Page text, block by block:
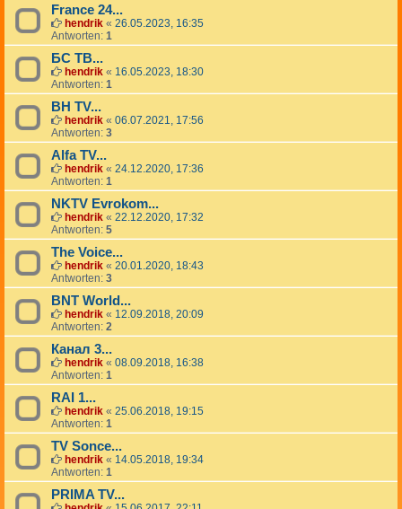
France 24...
hendrik « 26.05.2023, 16:35
Antworten: 1
БС ТВ...
hendrik « 16.05.2023, 18:30
Antworten: 1
BH TV...
hendrik « 06.07.2021, 17:56
Antworten: 3
Alfa TV...
hendrik « 24.12.2020, 17:36
Antworten: 1
NKTV Evrokom...
hendrik « 22.12.2020, 17:32
Antworten: 5
The Voice...
hendrik « 20.01.2020, 18:43
Antworten: 3
BNT World...
hendrik « 12.09.2018, 20:09
Antworten: 2
Канал 3...
hendrik « 08.09.2018, 16:38
Antworten: 1
RAI 1...
hendrik « 25.06.2018, 19:15
Antworten: 1
TV Sonce...
hendrik « 14.05.2018, 19:34
Antworten: 1
PRIMA TV...